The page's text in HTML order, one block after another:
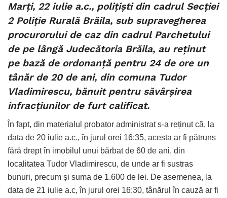
Marți, 22 iulie a.c., polițiști din cadrul Secției
2 Poliție Rurală Brăila, sub supravegherea
procurorului de caz din cadrul Parchetului
de pe lângă Judecătoria Brăila, au reținut
pe bază de ordonanță pentru 24 de ore un
tânăr de 20 de ani, din comuna Tudor
Vladimirescu, bănuit pentru săvârșirea
infracțiunilor de furt calificat.
În fapt, din materialul probator administrat s-a reținut că, la
data de 20 iulie a.c., în jurul orei 16:35, acesta ar fi pătruns
fără drept în imobilul unui bărbat de 60 de ani, din
localitatea Tudor Vladimirescu, de unde ar fi sustras
bunuri, precum și suma de 1.600 de lei. De asemenea, la
data de 21 iulie a.c, în jurul orei 16:30, tânărul în cauză ar fi